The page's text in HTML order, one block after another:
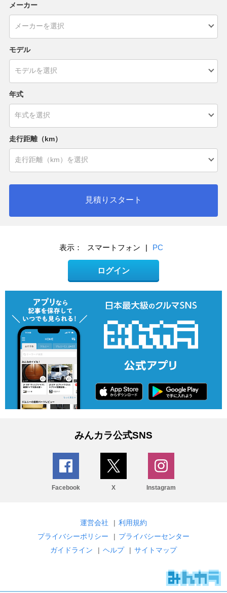
メーカー
モデル
年式
走行距離（km）
見積りスタート
表示： スマートフォン | PC
ログイン
みんカラ公式SNS
Facebook X Instagram
運営会社 | 利用規約
プライバシーポリシー
| プライバシーセンター
ガイドライン
| ヘルプ | サイトマップ